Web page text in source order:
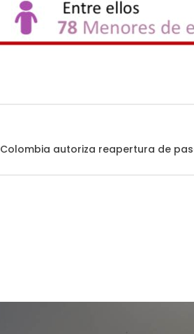
Colombia autoriza reapertura de